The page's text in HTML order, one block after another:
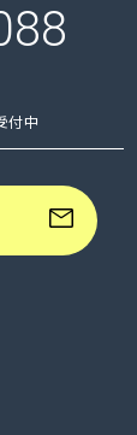
付中